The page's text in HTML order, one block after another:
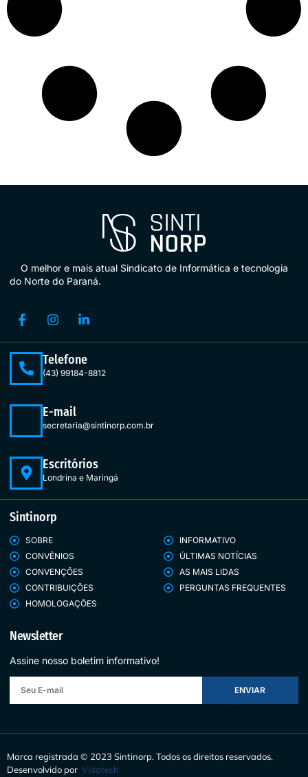
O melhor e mais atual Sindicato de Informática e tecnologia
do Norte do Paraná.
Telefone
(43) 99184-8812
E-mail
secretaria@sintinorp.com.br
Escritórios
Londrina e Maringá
Sintinorp
SOBRE
CONVÊNIOS
CONVENÇÕES
CONTRIBUIÇÕES
HOMOLOGAÇÕES
INFORMATIVO
ÚLTIMAS NOTÍCIAS
AS MAIS LIDAS
PERGUNTAS FREQUENTES
Newsletter
Assine nosso boletim informativo!
ENVIAR
Marca registrada © 2023 Sintinorp. Todos os direitos reservados.
Desenvolvido por Vidatech